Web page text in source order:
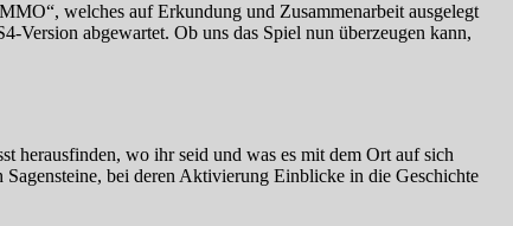
welches auf Erkundung und Zusammenarbeit ausgelegt
Version abgewartet. Ob uns das Spiel nun überzeugen kann,
herausfinden, wo ihr seid und was es mit dem Ort auf sich
bei deren Aktivierung Einblicke in die Geschichte